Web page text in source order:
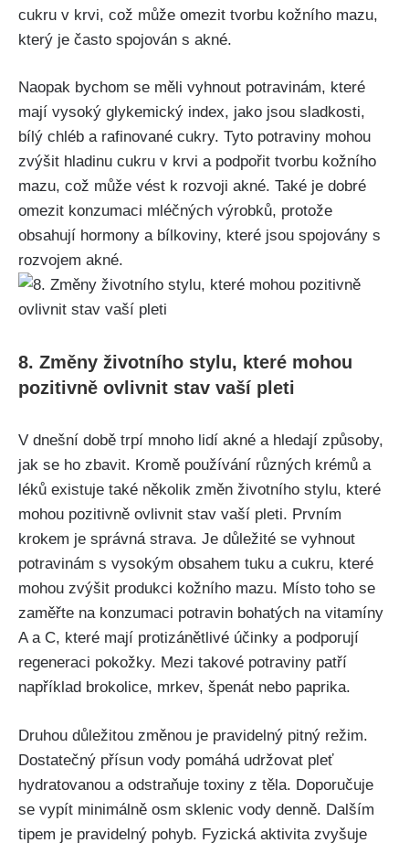
cukru v krvi, což ‍může omezit ⁢tvorbu kožního mazu,
který je⁢ často spojován s akné.
Naopak bychom ⁢se měli vyhnout potravinám, které⁢
mají vysoký glykemický index, jako jsou sladkosti,
bílý chléb a rafinované cukry. Tyto potraviny mohou
zvýšit​ hladinu cukru⁣ v krvi a podpořit tvorbu kožního
mazu,‍ což může vést k rozvoji akné. Také je⁣ dobré
omezit konzumaci mléčných⁤ výrobků, protože‍
obsahují ⁣hormony⁣ a bílkoviny, které jsou spojovány s
rozvojem akné.
8. Změny životního ‍stylu, které ⁤mohou
pozitivně ovlivnit stav vaší pleti
V dnešní době trpí mnoho lidí⁣ akné a hledají způsoby,‍
jak se ho zbavit. Kromě ‍používání různých krémů a
léků existuje také několik změn⁤ životního stylu, které
mohou pozitivně ovlivnit stav⁤ vaší pleti. Prvním
krokem je správná strava. Je důležité se vyhnout
potravinám s vysokým obsahem tuku a cukru,⁣ které
⁣mohou zvýšit produkci kožního mazu. Místo toho se
zaměřte na konzumaci potravin bohatých na vitamíny
A a ⁣C, které mají protizánětlivé ‍účinky a podporují
⁣regeneraci pokožky. Mezi takové potraviny patří
například brokolice, mrkev, špenát nebo paprika.
Druhou důležitou ‌změnou ⁤je pravidelný pitný režim.
Dostatečný přísun vody pomáhá udržovat pleť
hydratovanou ‍a odstraňuje toxiny z těla. Doporučuje
se vypít minimálně osm sklenic vody ⁤denně. Dalším
tipem je ​pravidelný pohyb. Fyzická aktivita zvyšuje